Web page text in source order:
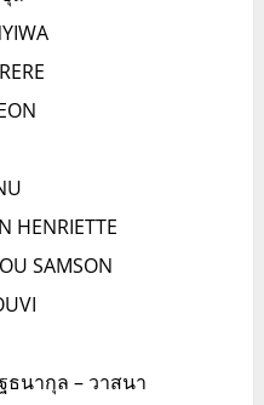
HENRIETTE
SAMSON
นากุล – วาสนา